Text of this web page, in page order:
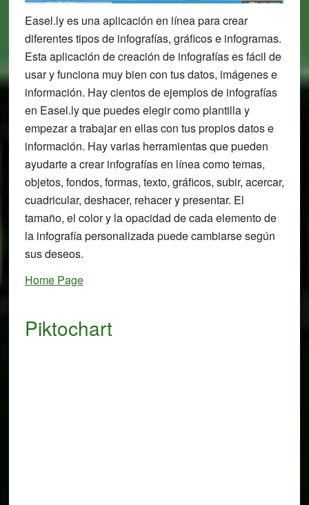
Easel.ly es una aplicación en línea para crear
diferentes tipos de infografías, gráficos e infogramas.
Esta aplicación de creación de infografías es fácil de
usar y funciona muy bien con tus datos, imágenes e
información. Hay cientos de ejemplos de infografías
en Easel.ly que puedes elegir como plantilla y
empezar a trabajar en ellas con tus propios datos e
información. Hay varias herramientas que pueden
ayudarte a crear infografías en línea como temas,
objetos, fondos, formas, texto, gráficos, subir, acercar,
cuadricular, deshacer, rehacer y presentar. El
tamaño, el color y la opacidad de cada elemento de
la infografía personalizada puede cambiarse según
sus deseos.
Home Page
Piktochart